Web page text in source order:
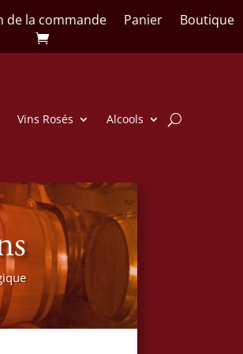
de la commande Panier Boutique
Vins Rosés Alcools